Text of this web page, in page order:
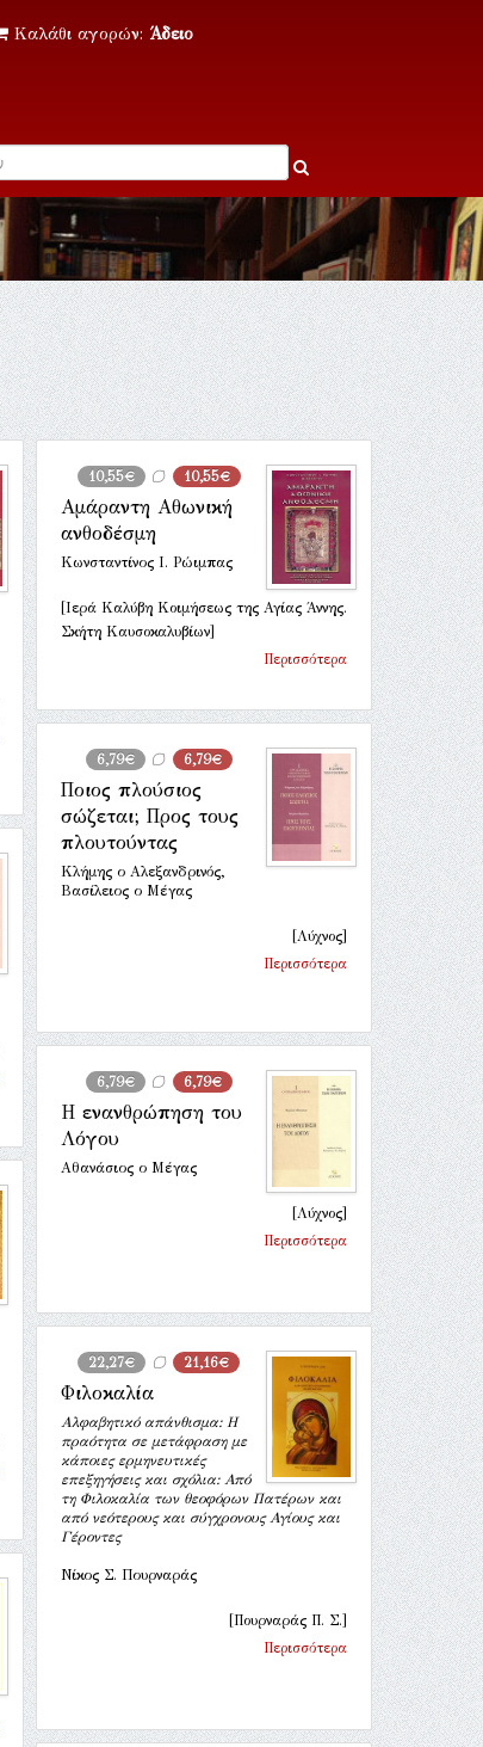
Καλάθι αγορών: Άδειο
10,55€ 10,55€
Αμάραντη Αθωνική
ανθοδέσμη
Κωνσταντίνος Ι. Ρώιμπας
[Ιερά Καλύβη Κοιμήσεως της Αγίας Άννης.
Σκήτη Καυσοκαλυβίων]
Περισσότερα
6,79€ 6,79€
Ποιος πλούσιος
σώζεται; Προς τους
πλουτούντας
Κλήμης ο Αλεξανδρινός,
Βασίλειος ο Μέγας
[Λύχνος]
Περισσότερα
6,79€ 6,79€
Η ενανθρώπηση του
Λόγου
Αθανάσιος ο Μέγας
[Λύχνος]
Περισσότερα
22,27€ 21,16€
Φιλοκαλία
Αλφαβητικό απάνθισμα: Η
πραότητα σε μετάφραση με
κάποιες ερμηνευτικές
επεξηγήσεις και σχόλια: Από
τη Φιλοκαλία των θεοφόρων Πατέρων και
από νεότερους και σύγχρονους Αγίους και
Γέροντες
Νίκος Σ. Πουρναράς
[Πουρναράς Π. Σ.]
Περισσότερα